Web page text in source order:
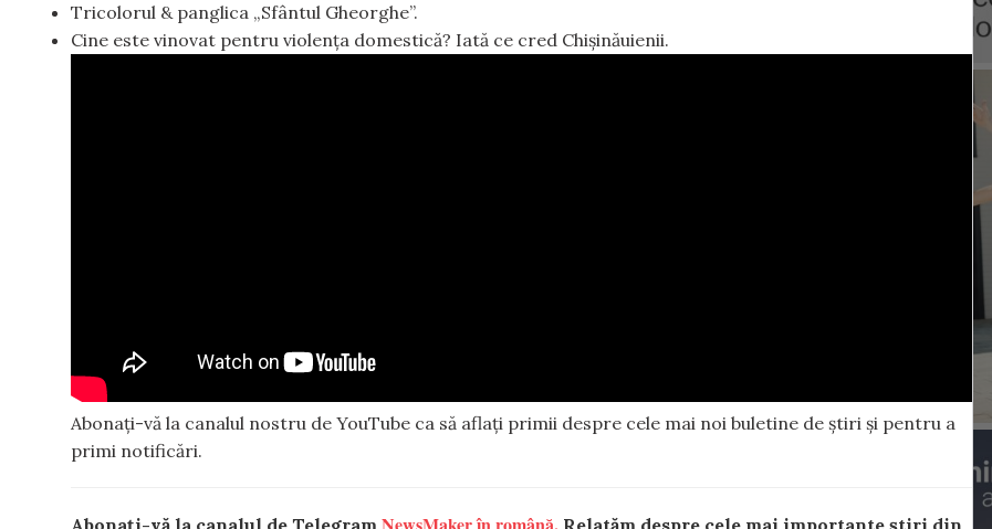
Tricolorul & panglica „Sfântul Gheorghe”.
Cine este vinovat pentru violența domestică? Iată ce cred Chișinăuienii.
Abonați-vă la canalul nostru de YouTube ca să aflați primii despre cele mai noi buletine de știri și pentru a
primi notificări.